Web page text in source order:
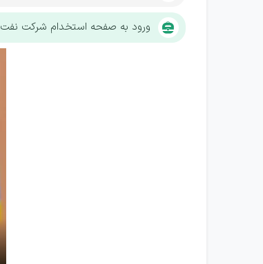
ورود به صفحه استخدام شرکت نفت